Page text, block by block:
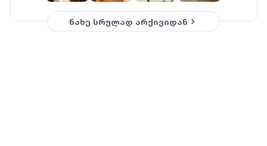
ნახე სრულად არქივიდან